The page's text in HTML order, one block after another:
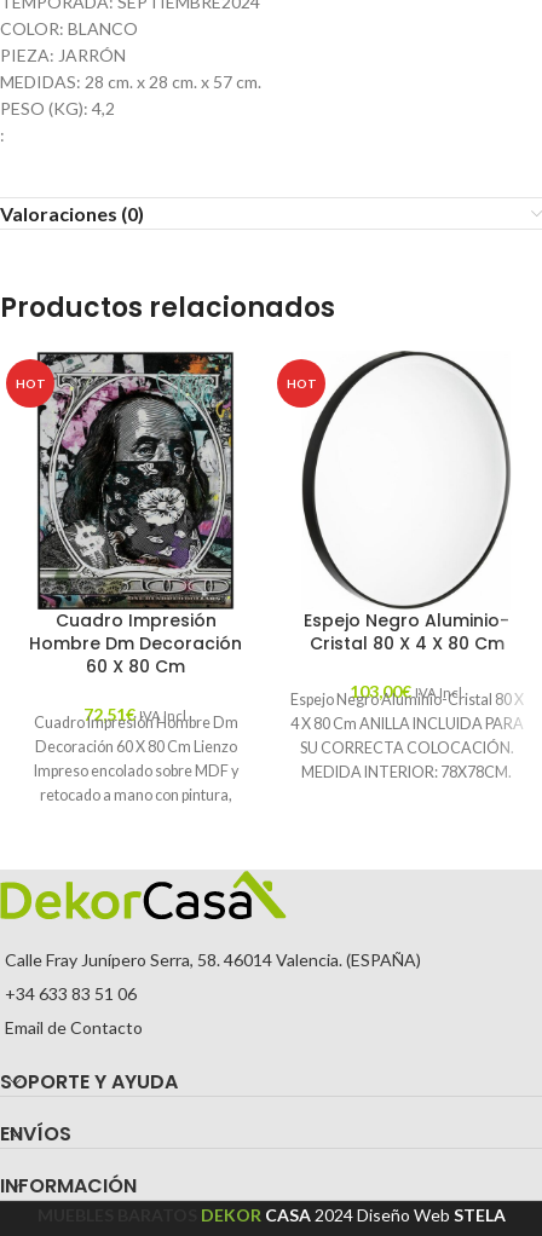
COLOR: BLANCO
PIEZA: JARRÓN
MEDIDAS: 28 cm. x 28 cm. x 57 cm.
PESO (KG): 4,2
:
Valoraciones (0)
Productos relacionados
HOT
Cuadro Impresión
Hombre Dm Decoración
60 X 80 Cm
72,51€ IVA Incl.
Cuadro Impresión Hombre Dm
Decoración 60 X 80 Cm Lienzo
Impreso encolado sobre MDF y
retocado a mano con pintura,
HOT
Espejo Negro Aluminio-
Cristal 80 X 4 X 80 Cm
103,00€ IVA Incl.
Espejo Negro Aluminio-Cristal 80 X
4 X 80 Cm ANILLA INCLUIDA PARA
SU CORRECTA COLOCACIÓN.
MEDIDA INTERIOR: 78X78CM.
Calle Fray Junípero Serra, 58. 46014 Valencia. (ESPAÑA)
+34 633 83 51 06
Email de Contacto
SOPORTE Y AYUDA
ENVÍOS
INFORMACIÓN
DEKOR CASA 2024Diseño Web STELA